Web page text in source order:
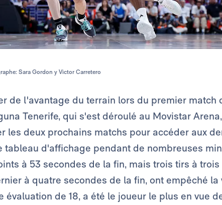
Sara Gordon y Victor Carretero
de l'avantage du terrain lors du premier match
Tenerife, qui s'est déroulé au Movistar
les deux prochains matchs pour accéder aux
tableau d'affichage pendant de nombreuses
à 53 secondes de la fin, mais trois tirs à
à quatre secondes de la fin, ont empêché la
évaluation de 18, a été le joueur le plus en vue